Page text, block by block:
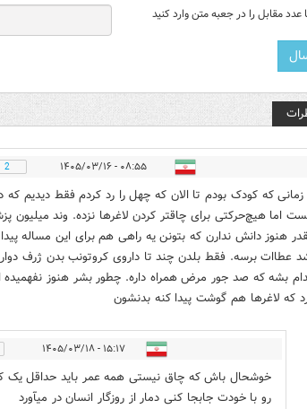
عدد مقابل را در جعبه متن وارد کنید
۰۸:۵۵ - ۱۴۰۵/۰۳/۱۶ 2
زمانی که کودک بودم تا الان که چهل را رد کردم فقط دیدیم که
اما هیچ‌حرکتی برای چاقتر کردن لاغرها نزده. وند میلیون
هنوز دانش ندارن که بتونن یه راهی هم برای این مساله
عطاات برسه. فقط بلدن چند تا داروی کروتونب بدن ژرف
بشه که صد جور مرض همراه داره. چطور بشر هنوز
که لاغرها هم گوشت پیدا کنه بدنشون
۱۵:۱۷ - ۱۴۰۵/۰۳/۱۸
خوشحال باش که چاق نیستی همه عمر باید حداقل یک
رو با خودت جابجا کنی دمار از روزگار انسان در میآورد